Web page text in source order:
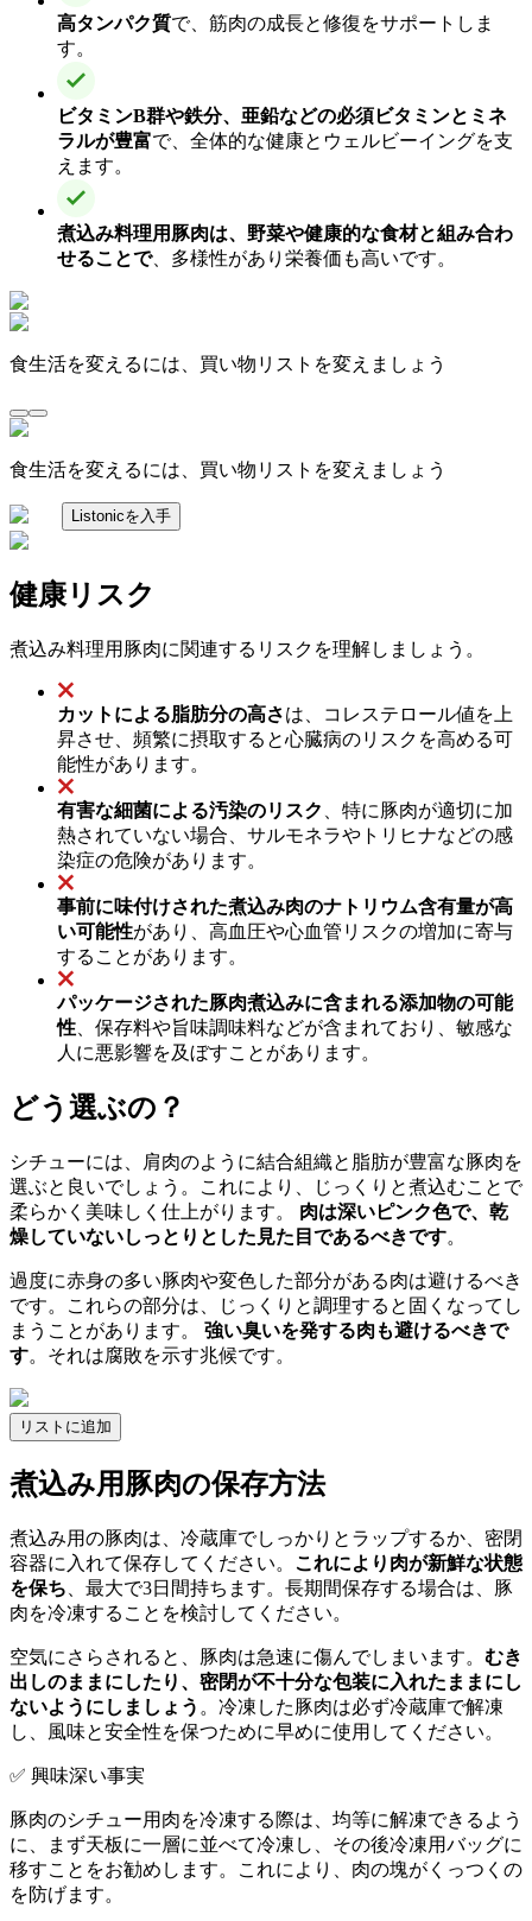
高タンパク質で、筋肉の成長と修復をサポートしま
す。
ビタミンB群や鉄分、亜鉛などの必須ビタミンとミネ
ラルが豊富で、全体的な健康とウェルビーイングを支
えます。
煮込み料理用豚肉は、野菜や健康的な食材と組み合わ
せることで、多様性があり栄養価も高いです。
食生活を変えるには、買い物リストを変えましょう
食生活を変えるには、買い物リストを変えましょう
Listonicを入手
健康リスク
煮込み料理用豚肉に関連するリスクを理解しましょう。
カットによる脂肪分の高さは、コレステロール値を上
昇させ、頻繁に摂取すると心臓病のリスクを高める可
能性があります。
有害な細菌による汚染のリスク
、特に豚肉が適切に加
熱されていない場合、サルモネラやトリヒナなどの感
染症の危険があります。
事前に味付けされた煮込み肉のナトリウム含有量が高
い可能性があり、高血圧や心血管リスクの増加に寄与
することがあります。
パッケージされた豚肉煮込みに含まれる添加物の可能
性 、保存料や旨味調味料などが含まれており、敏感な
人に悪影響を及ぼすことがあります。
どう選ぶの？
シチューには、肩肉のように結合組織と脂肪が豊富な豚肉を
選ぶと良いでしょう。これにより、じっくりと煮込むことで
柔らかく美味しく仕上がります。 肉は深いピンク色で、乾
燥していないしっとりとした見た目であるべきです。
過度に赤身の多い豚肉や変色した部分がある肉は避けるべき
です。これらの部分は、じっくりと調理すると固くなってし
まうことがあります。 強い臭いを発する肉も避けるべきで
す。それは腐敗を示す兆候です。
リストに追加
煮込み用豚肉の保存方法
煮込み用の豚肉は、冷蔵庫でしっかりとラップするか、密閉
容器に入れて保存してください。 これにより肉が新鮮な状態
を保ち 、最大で3日間持ちます。長期間保存する場合は、豚
肉を冷凍することを検討してください。
空気にさらされると、豚肉は急速に傷んでしまいます。 むき
出しのままにしたり、密閉が不十分な包装に入れたままにし
ないようにしましょう 。冷凍した豚肉は必ず冷蔵庫で解凍
し、風味と安全性を保つために早めに使用してください。
✅ 興味深い事実
豚肉のシチュー用肉を冷凍する際は、均等に解凍できるよう
に、まず天板に一層に並べて冷凍し、その後冷凍用バッグに
移すことをお勧めします。これにより、肉の塊がくっつくの
を防げます。